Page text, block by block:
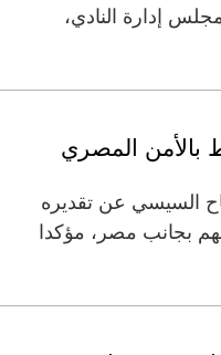
إدارة النادي،
بالأمن المصري
السيسي عن تقديره
بجانب مصر، مؤكدا